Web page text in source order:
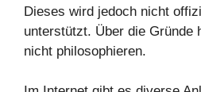
Dieses wird jedoch nicht
unterstützt. Über die Gründe
nicht philosophieren.